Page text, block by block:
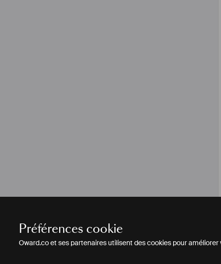
Préférences cookie
Oward.co et ses partenaires utilisent des cookies pour